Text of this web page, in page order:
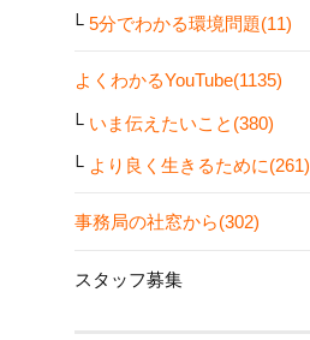
5分でわかる環境問題(11)
よくわかるYouTube(1135)
いま伝えたいこと(380)
より良く生きるために(261)
事務局の社窓から(302)
スタッフ募集